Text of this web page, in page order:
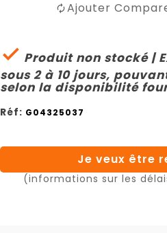
Ajouter
 Produit non stocké |
sous 2 à 10 jours,
selon la disponibilité
Réf: G04325037
Je veux être
(informations sur les